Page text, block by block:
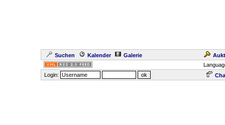
Suchen Kalender Galerie
Login: